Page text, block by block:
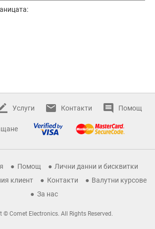
Услуги Контакти Помощ
Помощ
Лични данни и бисквитки
клиент
Контакти
Валутни курсове
За нас
© Comet Electronics. All Rights Reserved.